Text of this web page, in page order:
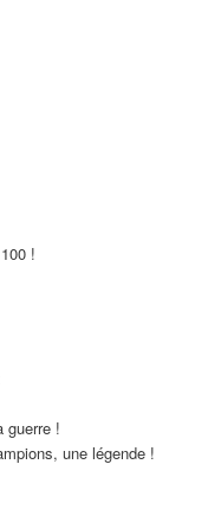
!
guerre !
une légende !